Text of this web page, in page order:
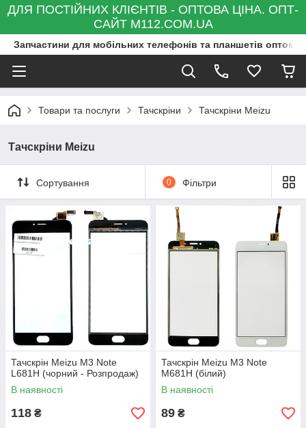
ДЛЯ ПОСТІЙНИХ КЛІЄНТІВ - ОПТОВА ЦІНА. ОПТ-
САЙТ M112.COM.UA
Запчастини для мобільних телефонів та планшетів оптом
Товари та послуги Тачскріни Тачскріни Meizu
Тачскріни Meizu
Сортування 0 Фільтри
Тачскрін Meizu M3 Note
L681H (чорний - Розпродаж)
В наявності
118 ₴
Тачскрін Meizu M3 Note
M681H (білий)
В наявності
89 ₴